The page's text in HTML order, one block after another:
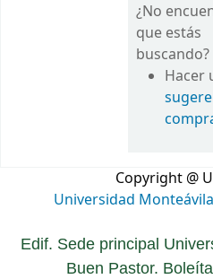
¿No
que estás
buscando?
Hacer
Copyright @
Universidad Monteávila
Edif. Sede principal
Buen Pastor.